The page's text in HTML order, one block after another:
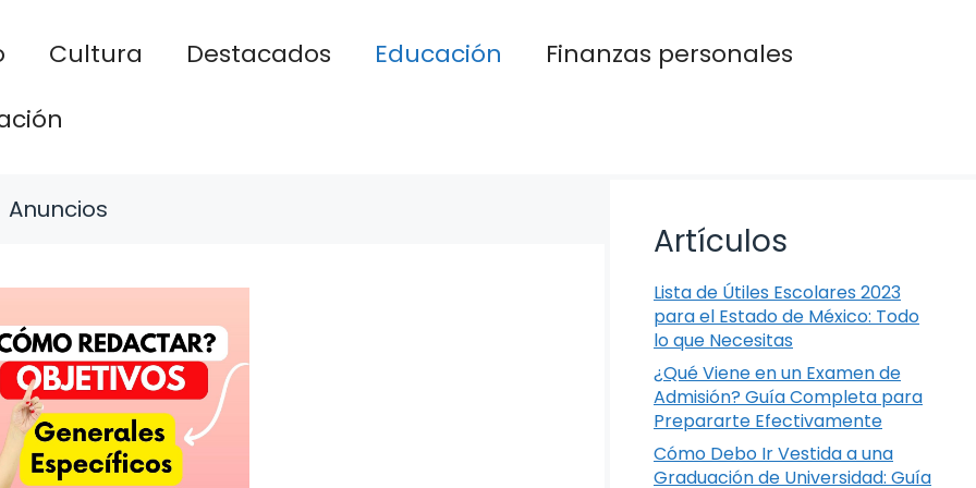
Cultura Destacados Educación
Finanzas personales
Anuncios
Artículos
Lista de Útiles Escolares 2023
para el Estado de México: Todo
lo que Necesitas
¿Qué Viene en un Examen de
Admisión? Guía Completa para
Prepararte Efectivamente
Cómo Debo Ir Vestida a una
Graduación de Universidad: Guía